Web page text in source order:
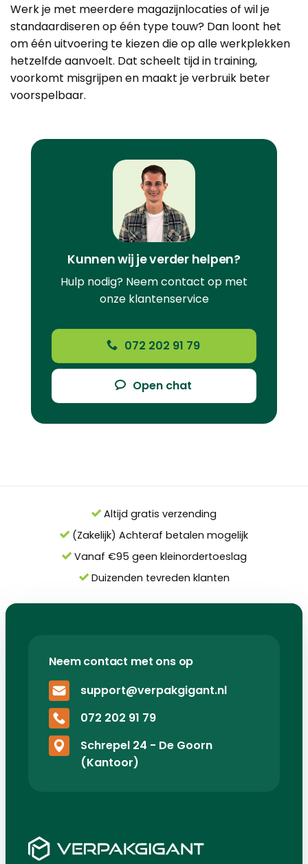
Werk je met meerdere magazijnlocaties of wil je
standaardiseren op één type touw? Dan loont het
om één uitvoering te kiezen die op alle werkplekken
hetzelfde aanvoelt. Dat scheelt tijd in training,
voorkomt misgrijpen en maakt je verbruik beter
voorspelbaar.
Kunnen wij je verder helpen?
Hulp nodig? Neem contact op met
onze klantenservice
072 202 91 79
Open chat
Altijd gratis verzending
(Zakelijk) Achteraf betalen mogelijk
Vanaf €95 geen kleinordertoeslag
Duizenden tevreden klanten
Neem contact met ons op
support@verpakgigant.nl
072 202 91 79
Schrepel 24 - De Goorn
(Kantoor)